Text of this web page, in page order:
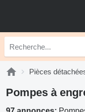
Pièces
Pompes à